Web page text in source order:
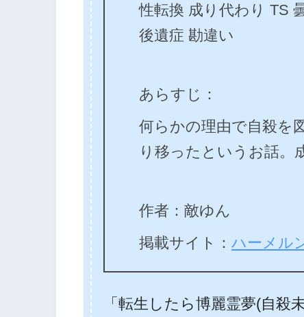
性転換 成り代わり TS
後遺症 勘違い
あらすじ：
何らかの理由で自殺を
り移ったというお話。
作者：敵ゆん
掲載サイト：ハーメル
「転生したら博麗霊夢(自殺